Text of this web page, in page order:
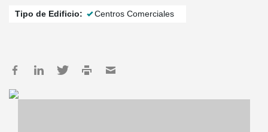
Tipo de Edificio: Centros Comerciales